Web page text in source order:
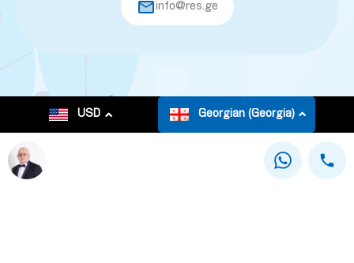
info@res.ge
© 2026. All rights reserved.
USD
Georgian (Georgia)